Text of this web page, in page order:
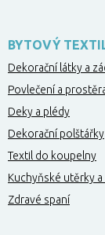
BYTOVÝ
Dekorační látky a
Povlečení a
Deky a plédy
Dekorační polštářky
Textil do koupelny
Kuchyňské utěrky
Zdravé spaní